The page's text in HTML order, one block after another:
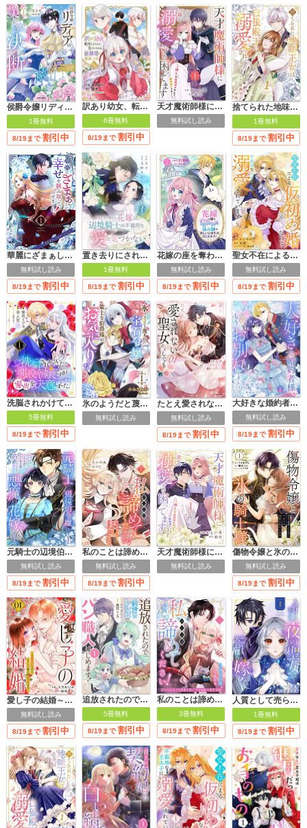
侯爵令嬢リディアの美しき決断～裏切られたのでこちらから婚約破棄させていただきます～【単行本版】
1冊無料
8/19まで 割引中
訳あり幼女、転生したことに気づいたのは、修羅場に遭遇した時。
6冊無料
8/19まで 割引中
天才魔術師様に一途に溺愛されて困ってます～「推し」が結婚相手なんて、解釈違いです！～【電子単行本版／特典おまけ付き】
無料試し読み
捨てられた地味王女は白狼殿下に溺愛される【電子単行本版／特典おまけ付き】
1冊無料
8/19まで 割引中
華麗にざまぁして、幸せを掴み取ってみせますわ！異世界アンソロジーコミック
無料試し読み
8/19まで 割引中
置き去りにされた花嫁は、辺境騎士の不器用な愛に気づかない【電子単行本版／特典おまけ付き】
1冊無料
8/19まで 割引中
花嫁の座を奪われた忌み姫は楽しい亡命生活はじめます！【電子単行本版/特典おまけ付き】
無料試し読み
8/19まで 割引中
聖女不在による仮初め婚なのに、不器用な王太子に溺愛されています【電子単行本版／特典おまけ付き】
無料試し読み
8/19まで 割引中
洗脳されかけていた悪役令嬢ですが家出を決意しました。
5冊無料
8/19まで 割引中
氷のようだと蔑まれた宝石令嬢は策士な伯爵様のお気に入り【電子単行本版/特典おまけ付き】
無料試し読み
たとえ愛されない聖女だとしても【単行本版】
無料試し読み
8/19まで 割引中
大好きな婚約者様、もうお別れしましょう。【電子単行本版／特典おまけ付き】
無料試し読み
8/19まで 割引中
元騎士の辺境伯令嬢は悪魔の花嫁となる【電子単行本版／特典おまけ付き】
無料試し読み
8/19まで 割引中
私のことは諦めてください！～策士な皇太子と素顔を隠すモブ令嬢の溺愛攻防～【電子単行本版／特典おまけ付き】
無料試し読み
8/19まで 割引中
天才魔術師様に一途に溺愛されて困ってます～「推し」が結婚相手なんて、解釈違いです！～
無料試し読み
傷物令嬢と氷の騎士様～前世で護衛した少年に今世では溺愛されています～【電子単行本版/特典おまけ付き】
無料試し読み
8/19まで 割引中
愛し子の結婚～偽装契約なのにエリート騎士様が甘すぎる～【電子単行本版／特典おまけ付き】
無料試し読み
8/19まで 割引中
追放されたので、前世のレシピでパン職人はじめます！
5冊無料
8/19まで 割引中
私のことは諦めてください！～策士な皇太子と素顔を隠すモブ令嬢の溺愛攻防～
3冊無料
8/19まで 割引中
人質として売られた夜の聖女は隣国の大公様に嫁ぐ【電子単行本版／特典おまけ付き】
1冊無料
8/19まで 割引中